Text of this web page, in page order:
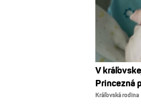
V
Princezná
Kráľovská rodina